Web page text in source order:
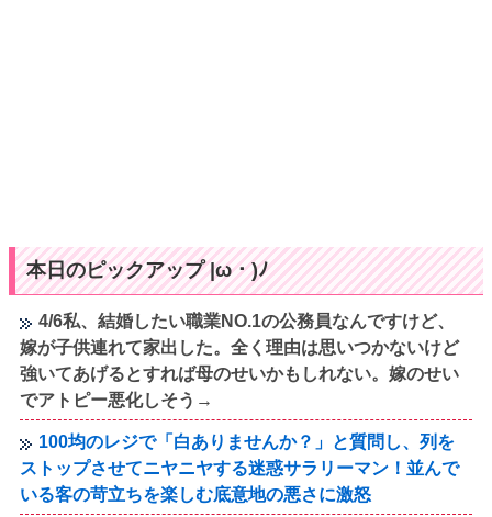
本日のピックアップ |ω・)ﾉ
4/6私、結婚したい職業NO.1の公務員なんですけど、
嫁が子供連れて家出した。全く理由は思いつかないけど
強いてあげるとすれば母のせいかもしれない。嫁のせい
でアトピー悪化しそう→
100均のレジで「白ありませんか？」と質問し、列を
ストップさせてニヤニヤする迷惑サラリーマン！並んで
いる客の苛立ちを楽しむ底意地の悪さに激怒